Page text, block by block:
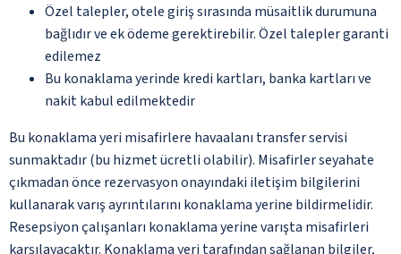
Özel talepler, otele giriş sırasında müsaitlik durumuna
bağlıdır ve ek ödeme gerektirebilir. Özel talepler garanti
edilemez
Bu konaklama yerinde kredi kartları, banka kartları ve
nakit kabul edilmektedir
Bu konaklama yeri misafirlere havaalanı transfer servisi
sunmaktadır (bu hizmet ücretli olabilir). Misafirler seyahate
çıkmadan önce rezervasyon onayındaki iletişim bilgilerini
kullanarak varış ayrıntılarını konaklama yerine bildirmelidir.
Resepsiyon çalışanları konaklama yerine varışta misafirleri
karşılayacaktır. Konaklama yeri tarafından sağlanan bilgiler,